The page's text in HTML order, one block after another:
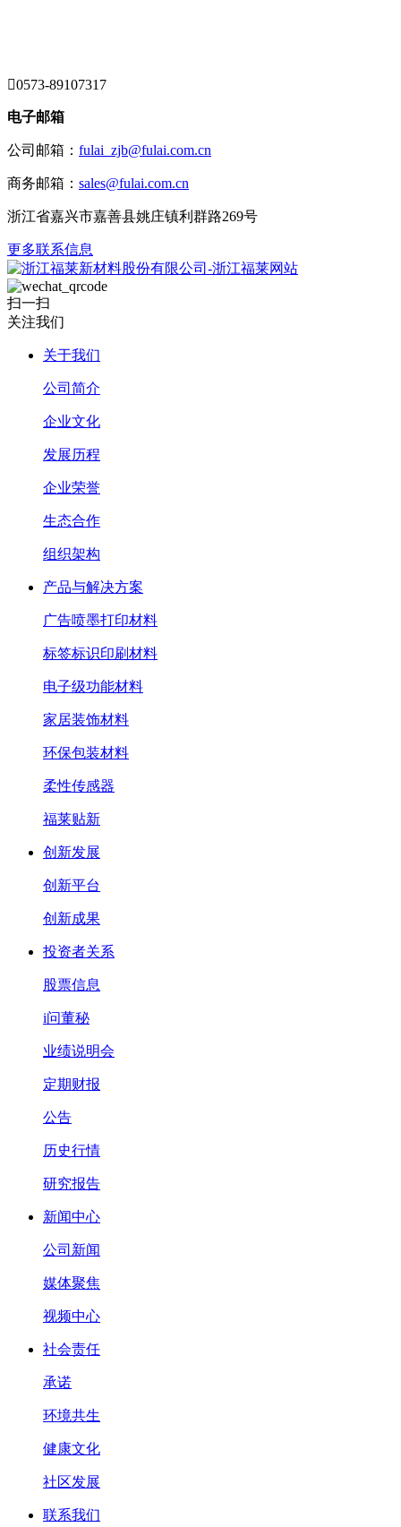
0573-89107317
电子邮箱
公司邮箱： fulai_zjb@fulai.com.cn
商务邮箱： sales@fulai.com.cn
浙江省嘉兴市嘉善县姚庄镇利群路269号
更多联系信息
扫一扫
关注我们
关于我们
公司简介
企业文化
发展历程
企业荣誉
生态合作
组织架构
产品与解决方案
广告喷墨打印材料
标签标识印刷材料
电子级功能材料
家居装饰材料
环保包装材料
柔性传感器
福莱贴新
创新发展
创新平台
创新成果
投资者关系
股票信息
i问董秘
业绩说明会
定期财报
公告
历史行情
研究报告
新闻中心
公司新闻
媒体聚焦
视频中心
社会责任
承诺
环境共生
健康文化
社区发展
联系我们